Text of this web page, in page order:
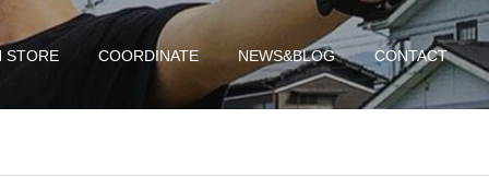
STORE COORDINATE NEWS&BLOG CONTACT